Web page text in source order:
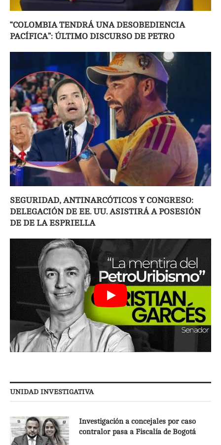
“COLOMBIA TENDRÁ UNA DESOBEDIENCIA
PACÍFICA”: ÚLTIMO DISCURSO DE PETRO
SEGURIDAD, ANTINARCÓTICOS Y CONGRESO:
DELEGACIÓN DE EE. UU. ASISTIRÁ A POSESIÓN
DE DE LA ESPRIELLA
UNIDAD INVESTIGATIVA
Investigación a concejales por caso
contralor pasa a Fiscalía de Bogotá